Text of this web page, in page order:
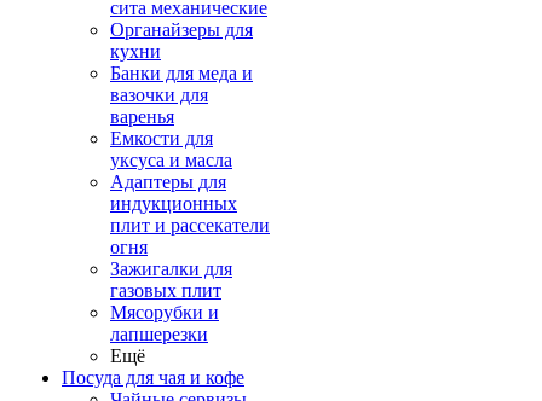
сита механические
Органайзеры для
кухни
Банки для меда и
вазочки для
варенья
Емкости для
уксуса и масла
Адаптеры для
индукционных
плит и рассекатели
огня
Зажигалки для
газовых плит
Мясорубки и
лапшерезки
Ещё
Посуда для чая и кофе